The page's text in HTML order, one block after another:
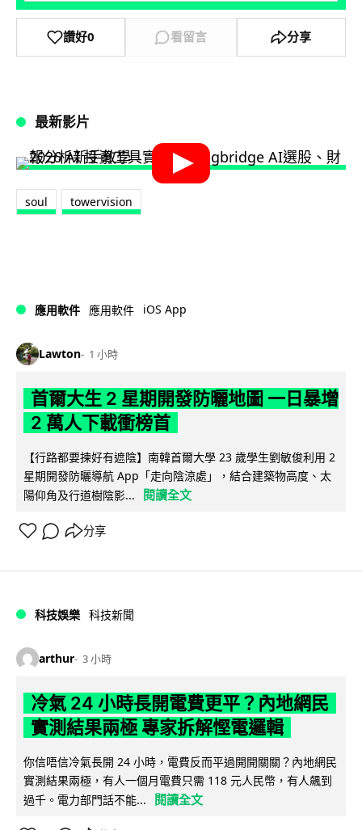
讚好0 看留言 分享
最新影片
soul towervision
應用軟件 應用軟件 iOS App
Lawton 1 小時
首爾大生 2 星期開發防曬地圖 一日暴增
2 萬人下載衝榜首
【行路都要揀好有遮陰】南韓首爾大學 23 歲學生劉敏俊利用 2
星期開發防曬導航 App「走向陰涼處」，結合建築物高度、太
陽仰角及行道樹陰影...
閱讀全文
分享
科技娛樂 科技新聞
arthur 3 小時
冷氣 24 小時長開電費更平？內地網民
實測結果兩極 專家拆解慳電邏輯
你信唔信冷氣長開 24 小時，電費反而平過開開關關？內地網民
實測結果兩極，有人一個月電費只需 118 元人民幣，有人飆到
過千。電力部門話不能...
閱讀全文